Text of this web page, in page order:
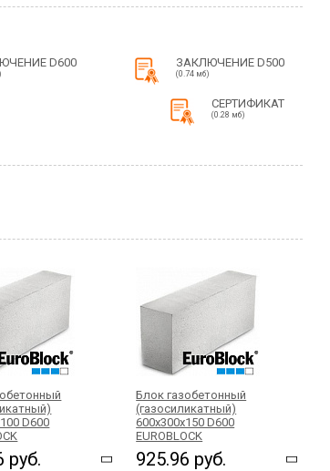
D600 ЗАКЛЮЧЕНИЕ D500
(0.74 мб)
СЕРТИФИКАТ
(0.28 мб)
D600
руб.
Блок газобетонный
(газосиликатный)
600x300x150 D600
EUROBLOCK
925.96 руб.